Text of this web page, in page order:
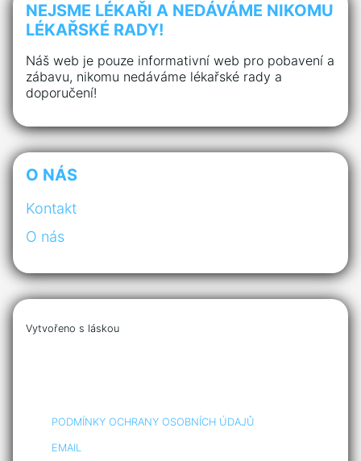
NEJSME LÉKAŘI A NEDÁVÁME NIKOMU
LÉKAŘSKÉ RADY!
Náš web je pouze informativní web pro pobavení a
zábavu, nikomu nedáváme lékařské rady a
doporučení!
O NÁS
Kontakt
O nás
Vytvořeno s láskou
PODMÍNKY OCHRANY OSOBNÍCH ÚDAJŮ
EMAIL